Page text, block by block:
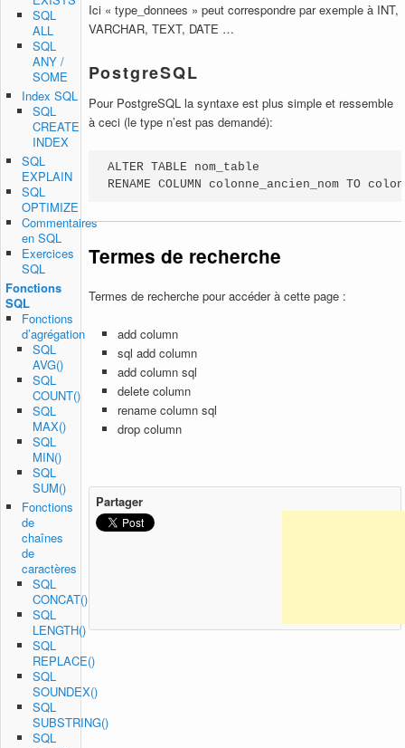
Ici « type_donnees » peut correspondre par exemple à INT,
VARCHAR, TEXT, DATE …
PostgreSQL
Pour PostgreSQL la syntaxe est plus simple et ressemble
à ceci (le type n’est pas demandé):
ALTER TABLE nom_table
RENAME COLUMN colonne_ancien_nom TO
Termes de recherche
Termes de recherche pour accéder à cette page :
add column
sql add column
add column sql
delete column
rename column sql
drop column
Partager
SQL
ALL
SQL
ANY /
SOME
Index SQL
SQL
CREATE
INDEX
SQL
EXPLAIN
SQL
OPTIMIZE
Commentaires
en SQL
Exercices
SQL
Fonctions
SQL
Fonctions
d’agrégation
SQL
AVG()
SQL
COUNT()
SQL
MAX()
SQL
MIN()
SQL
SUM()
Fonctions
de
chaînes
de
caractères
SQL
CONCAT()
SQL
LENGTH()
SQL
REPLACE()
SQL
SOUNDEX()
SQL
SUBSTRING()
SQL